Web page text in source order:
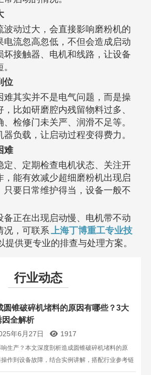
波动过大，会直接影响磨粉机的
电流忽高忽低，不但会造成启动
坏接触器、电机和线路，让设备
位
难其实并不是电气问题，而是操
比如研磨腔内残留物料过多、
检修门未关严、润滑不足等。
负载，让启动过程变得费力。
难
定、定期检查电机状态、关注开
，能有效减少超细磨粉机出现启
只要日常维护得当，设备一般不
备正在出现启动慢、电机带不动
况，可联系上海丁博重工专业技
提供更专业的排查与处理方案。
行业动态
圆锥破碎机堵料的原因有哪些？3大
因全解析
年6月27日 1917
生产？本文深度剖析造成圆锥破碎机堵料的原
作到设备故障，结合实例讲解，搭配行业参考链
源。